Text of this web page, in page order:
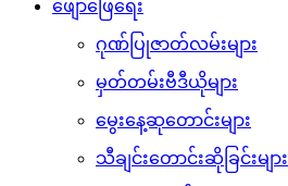
ဖျော်ဖြေရေး
ဂုဏ်ပြုဇာတ်လမ်းများ
မှတ်တမ်းဗီဒီယိုများ
မွေးနေ့ဆုတောင်းများ
သီချင်းတောင်းဆိုခြင်းများ